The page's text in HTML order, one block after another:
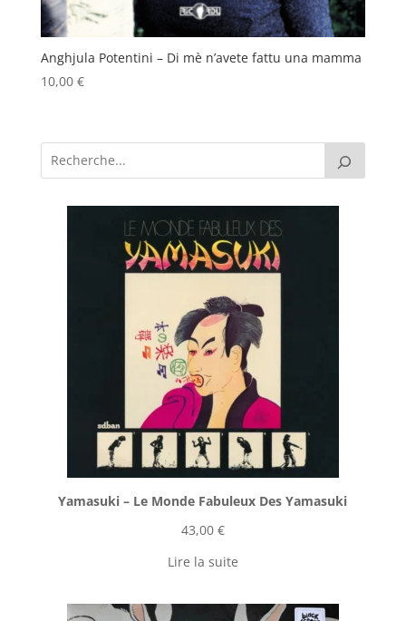
Anghjula Potentini – Di mè n’avete fattu una mamma
10,00 €
Yamasuki ‎– Le Monde Fabuleux Des Yamasuki
43,00 €
Lire la suite